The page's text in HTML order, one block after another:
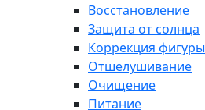
Восстановление
Защита от солнца
Коррекция фигуры
Отшелушивание
Очищение
Питание